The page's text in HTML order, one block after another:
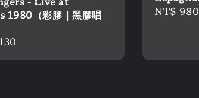
1980（彩膠｜黑膠唱
Regular
NT$ 980